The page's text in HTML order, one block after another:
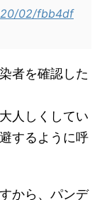
02/fbb4df
者を確認した
人しくしてい
するように呼
から、パンデ